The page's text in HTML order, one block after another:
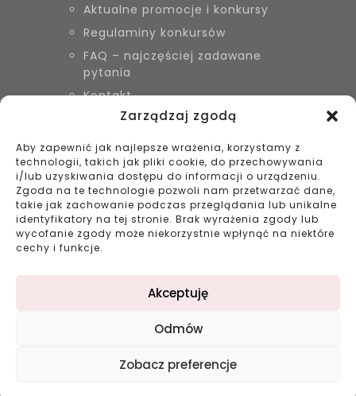
Zarządzaj zgodą
Aby zapewnić jak najlepsze wrażenia, korzystamy z
technologii, takich jak pliki cookie, do przechowywania
i/lub uzyskiwania dostępu do informacji o urządzeniu.
Zgoda na te technologie pozwoli nam przetwarzać dane,
takie jak zachowanie podczas przeglądania lub unikalne
identyfikatory na tej stronie. Brak wyrażenia zgody lub
wycofanie zgody może niekorzystnie wpłynąć na niektóre
cechy i funkcje.
Akceptuję
Odmów
Zobacz preferencje
Aktualne promocje i konkursy
Regulaminy konkursów
FAQ – najczęściej zadawane
pytania
Kontakt
KONTAKT
Biżuteria Szyszka Sieradz,
Zduńska Wola, Łask
799 038 980
43 695 80 11
kontakt@bizuteriaszyszka.pl
Projekt: double-digital.pl